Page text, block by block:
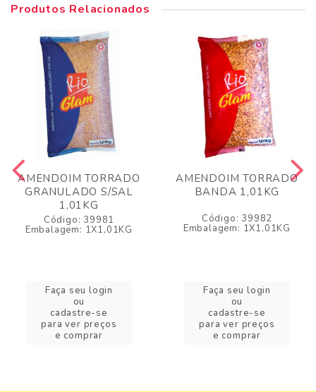
Produtos Relacionados
AMENDOIM TORRADO
GRANULADO S/SAL
1,01KG
Código: 39981
Embalagem: 1X1,01KG
Faça seu login
ou
cadastre-se
para ver preços
e comprar
AMENDOIM TORRADO
BANDA 1,01KG
Código: 39982
Embalagem: 1X1,01KG
Faça seu login
ou
cadastre-se
para ver preços
e comprar